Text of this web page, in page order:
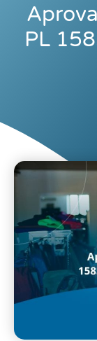
PL